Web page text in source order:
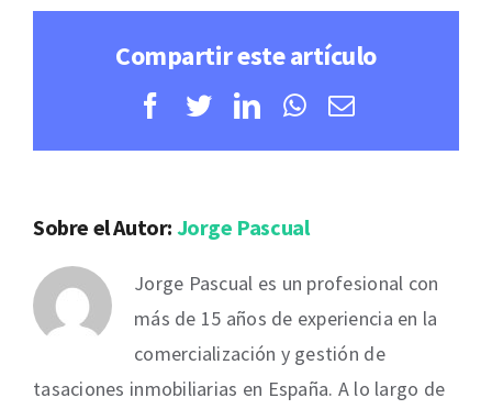
Compartir este artículo
Facebook
TwitterLinkedInWhatsApp
Correo
Sobre el Autor: Jorge Pascual
Jorge Pascual es un profesional con
más de 15 años de experiencia en la
comercialización y gestión de
tasaciones inmobiliarias en España. A lo largo de